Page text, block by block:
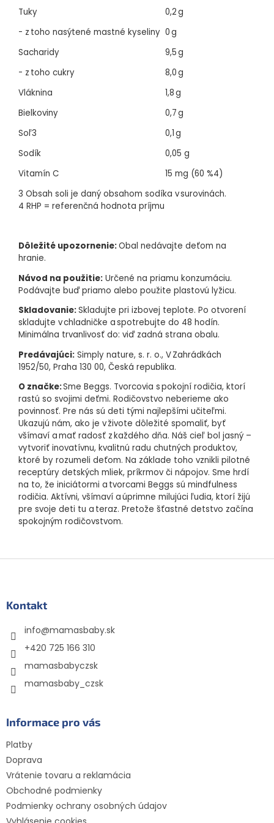
Tuky
0,2 g
- z toho nasýtené mastné kyseliny 0 g
Sacharidy
9,5 g
- z toho cukry
8,0 g
Vláknina
1,8 g
Bielkoviny
0,7 g
Soľ3
0,1 g
Sodík
0,05 g
Vitamín C
15 mg (60 %4)
3 Obsah soli je daný obsahom sodíka v surovinách.
4 RHP = referenčná hodnota príjmu
Dôležité upozornenie:Obal nedávajte deťom na
hranie.
Návod na použitie: Určené na priamu konzumáciu.
Podávajte buď priamo alebo použite plastovú lyžicu.
Skladovanie:Skladujte pri izbovej teplote. Po otvorení
skladujte v chladničke a spotrebujte do 48 hodín.
Minimálna trvanlivosť do: viď zadná strana obalu.
Predávajúci: Simply nature, s. r. o., V Zahrádkách
1952/50, Praha 130 00, Česká republika.
O značke:Sme Beggs. Tvorcovia s pokojní rodičia, ktorí
rastú so svojimi deťmi. Rodičovstvo neberieme ako
povinnosť. Pre nás sú deti tými najlepšími učiteľmi.
Ukazujú nám, ako je v živote dôležité spomaliť, byť
všímaví a mať radosť z každého dňa. Náš cieľ bol jasný –
vytvoriť inovatívnu, kvalitnú radu chutných produktov,
ktoré by rozumeli deťom. Na základe toho vznikli pilotné
receptúry detských mliek, príkrmov či nápojov. Sme hrdí
na to, že iniciátormi a tvorcami Beggs sú mindfulness
rodičia. Aktívni, všímaví a úprimne milujúci ľudia, ktorí žijú
pre svoje deti tu a teraz. Pretože šťastné detstvo začína
spokojným rodičovstvom.
Kontakt
info@mamasbaby.sk
+420 725 166 310
mamasbabyczsk
mamasbaby_czsk
Informace pro vás
Platby
Doprava
Vrátenie tovaru a reklamácia
Obchodné podmienky
Podmienky ochrany osobných údajov